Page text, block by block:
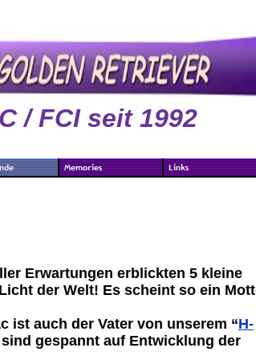
/ FCI seit 1992
Erwartungen erblickten 5 kleine
der Welt! Es scheint so ein
ist auch der Vater von unserem “H-
gespannt auf Entwicklung der